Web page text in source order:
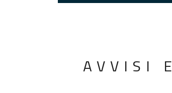
AVVISI